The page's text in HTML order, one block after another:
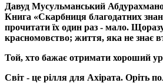
Давуд Мусульманський
Книга «Скарбниця благодатних
прочитати їх один раз - мало.
красномовство; життя, яка не знає
Той, хто бажає отримати хороший
Світ - це рілля для Ахірата. Оріть